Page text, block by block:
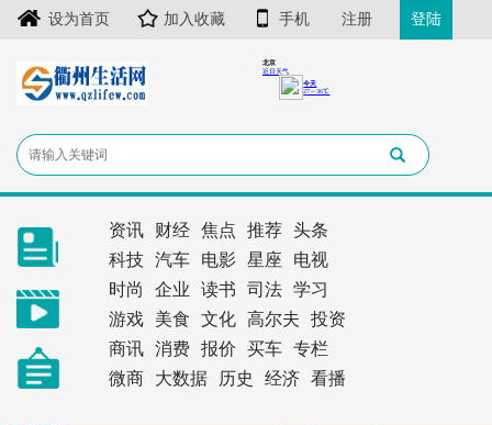
设为首页 加入收藏 手机 注册 登陆
资讯 财经 焦点 推荐
头条
科技
汽车 电影 星座
电视
时尚
企业 读书 司法
学习
游戏
美食 文化 高尔夫
投资
商讯
消费 报价 买车
专栏
微商
大数据 历史 经济 看播